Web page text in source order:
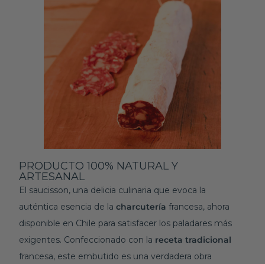
PRODUCTO 100% NATURAL Y
ARTESANAL
El saucisson, una delicia culinaria que evoca la
auténtica esencia de la charcutería francesa, ahora
disponible en Chile para satisfacer los paladares más
exigentes. Confeccionado con la receta tradicional
francesa, este embutido es una verdadera obra